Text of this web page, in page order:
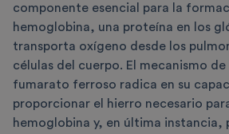
componente esencial para la
hemoglobina, una proteína en los
transporta oxígeno desde los
células del cuerpo. El mecanismo de
fumarato ferroso radica en su
proporcionar el hierro necesario
hemoglobina y, en última instancia,